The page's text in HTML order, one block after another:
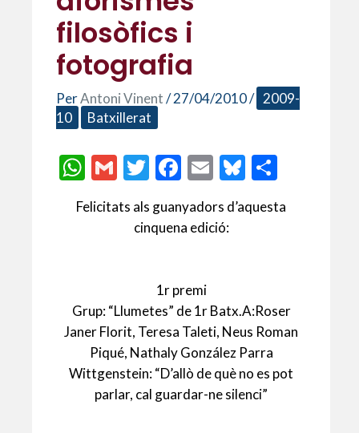
filosòfics i
fotografia
PerAntoni Vinent/27/04/2010/ 2009-
10
Batxillerat
W
at
p
G
ai
T
itt
er
F
e
o
k
E
ai
Bl
es m
ix
Felicitats als guanyadors d’aquesta
cinquena edició:
1r premi
Grup: “Llumetes” de 1r Batx.A:Roser
Janer Florit, Teresa Taleti, Neus Roman
Piqué, Nathaly González Parra
Wittgenstein: “D’allò de què no es pot
parlar, cal guardar-ne silenci”